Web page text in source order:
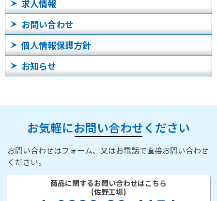
求人情報
お問い合わせ
個人情報保護方針
お知らせ
お気軽にお問い合わせください
お問い合わせはフォーム、又はお電話で直接お問い合わせ
ください。
商品に関するお問い合わせはこちら
(佐野工場)